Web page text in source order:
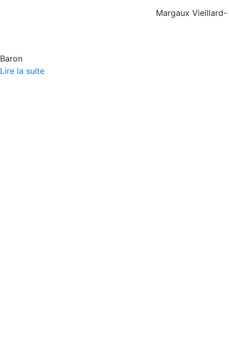
Margaux Vieillard-
Baron
Lire la suite